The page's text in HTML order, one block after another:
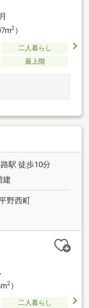
2）
二人暮らし
最上階
駅 徒歩10分
建
野西町
2）
二人暮らし